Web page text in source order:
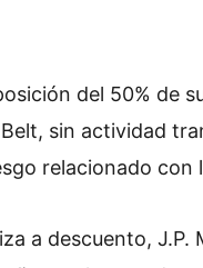
del 50% de
sin actividad
relacionado
a descuento,